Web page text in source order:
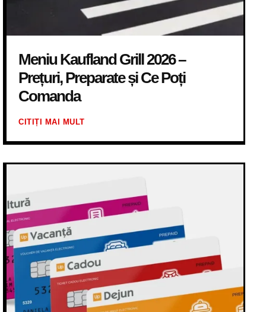
Meniu Kaufland Grill 2026 –
Prețuri, Preparate și Ce Poți
Comanda
CITIȚI MAI MULT